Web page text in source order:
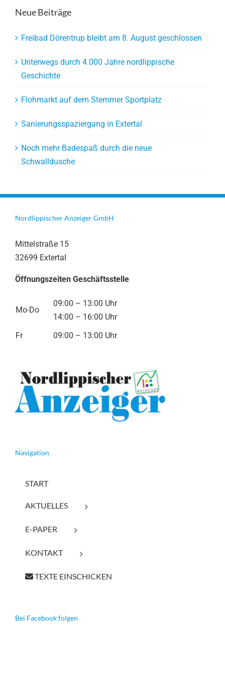
Neue Beiträge
Freibad Dörentrup bleibt am 8. August geschlossen
Unterwegs durch 4.000 Jahre nordlippische
Geschichte
Flohmarkt auf dem Stemmer Sportplatz
Sanierungsspaziergang in Extertal
Noch mehr Badespaß durch die neue
Schwalldusche
Nordlippischer Anzeiger GmbH
Mittelstraße 15
32699 Extertal
Öffnungszeiten Geschäftsstelle
Mo-Do
09:00 – 13:00 Uhr
14:00 – 16:00 Uhr
Fr
09:00 – 13:00 Uhr
Navigation
START
AKTUELLES
E-PAPER
KONTAKT
TEXTE EINSCHICKEN
Bei Facebook folgen